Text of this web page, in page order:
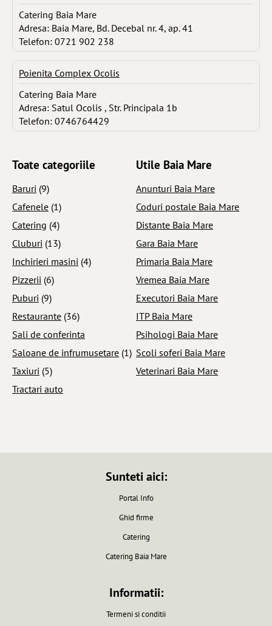
Catering Baia Mare
Adresa: Baia Mare, Bd. Decebal nr. 4, ap. 41
Telefon: 0721 902 238
Poienita Complex Ocolis
Catering Baia Mare
Adresa: Satul Ocolis , Str. Principala 1b
Telefon: 0746764429
Toate categoriile
Baruri (9)
Cafenele (1)
Catering (4)
Cluburi (13)
Inchirieri masini (4)
Pizzerii (6)
Puburi (9)
Restaurante (36)
Sali de conferinta
Saloane de infrumusetare (1)
Taxiuri (5)
Tractari auto
Utile Baia Mare
Anunturi Baia Mare
Coduri postale Baia Mare
Distante Baia Mare
Gara Baia Mare
Primaria Baia Mare
Vremea Baia Mare
Executori Baia Mare
ITP Baia Mare
Psihologi Baia Mare
Scoli soferi Baia Mare
Veterinari Baia Mare
Sunteti aici:
Portal Info
Ghid firme
Catering
Catering Baia Mare
Informatii:
Termeni si conditii